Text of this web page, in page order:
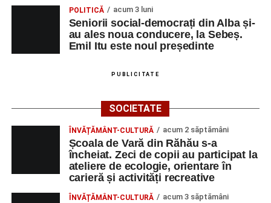
POLITICĂ acum 3 luni
Seniorii social-democrați din Alba și-
au ales noua conducere, la Sebeș.
Emil Itu este noul președinte
PUBLICITATE
SOCIETATE
ÎNVĂȚĂMÂNT-CULTURĂ acum 2 săptămâni
Școala de Vară din Răhău s-a
încheiat. Zeci de copii au participat la
ateliere de ecologie, orientare în
carieră și activități recreative
ÎNVĂȚĂMÂNT-CULTURĂ acum 3 săptămâni